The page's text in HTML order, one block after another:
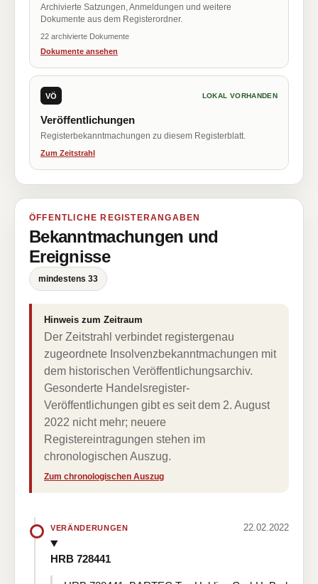
Archivierte Satzungen, Anmeldungen und weitere
Dokumente aus dem Registerordner.
22 archivierte Dokumente
Dokumente ansehen
VÖ LOKAL VORHANDEN
Veröffentlichungen
Registerbekanntmachungen zu diesem Registerblatt.
Zum Zeitstrahl
ÖFFENTLICHE REGISTERANGABEN
Bekanntmachungen und
Ereignisse
mindestens 33
Hinweis zum Zeitraum
Der Zeitstrahl verbindet registergenau
zugeordnete Insolvenzbekanntmachungen mit
dem historischen Veröffentlichungsarchiv.
Gesonderte Handelsregister-
Veröffentlichungen gibt es seit dem 2. August
2022 nicht mehr; neuere
Registereintragungen stehen im
chronologischen Auszug.
Zum chronologischen Auszug
VERÄNDERUNGEN 22.02.2022
HRB 728441